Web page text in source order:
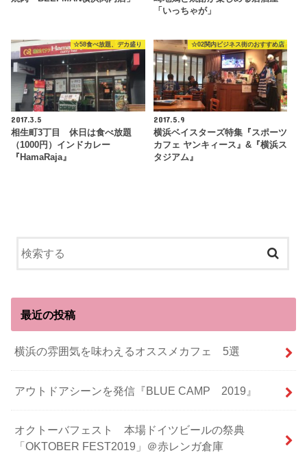
「いっちゃが」
☆58食べ放題、デカ盛り
2017.3.5
相生町3丁目 休日は食べ放題
（1000円）インドカレー
『HamaRaja』
☆02関内ビジネス街のおすすめ店
2017.5.9
横浜ベイスターズ特集『スポーツ
カフェ ヤンキィース』&『横浜ス
タジアム』
最近の投稿
横浜の雰囲気を味わえるオススメカフェ 5選
アウトドアシーンを発信『BLUE CAMP 2019』
オクトーバフェスト 本場ドイツビールの祭典
「OKTOBER FEST2019」＠赤レンガ倉庫